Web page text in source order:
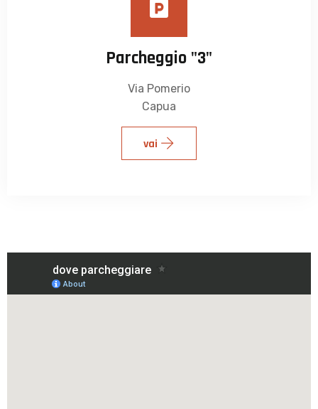
Parcheggio "3"
Via Pomerio
Capua
vai